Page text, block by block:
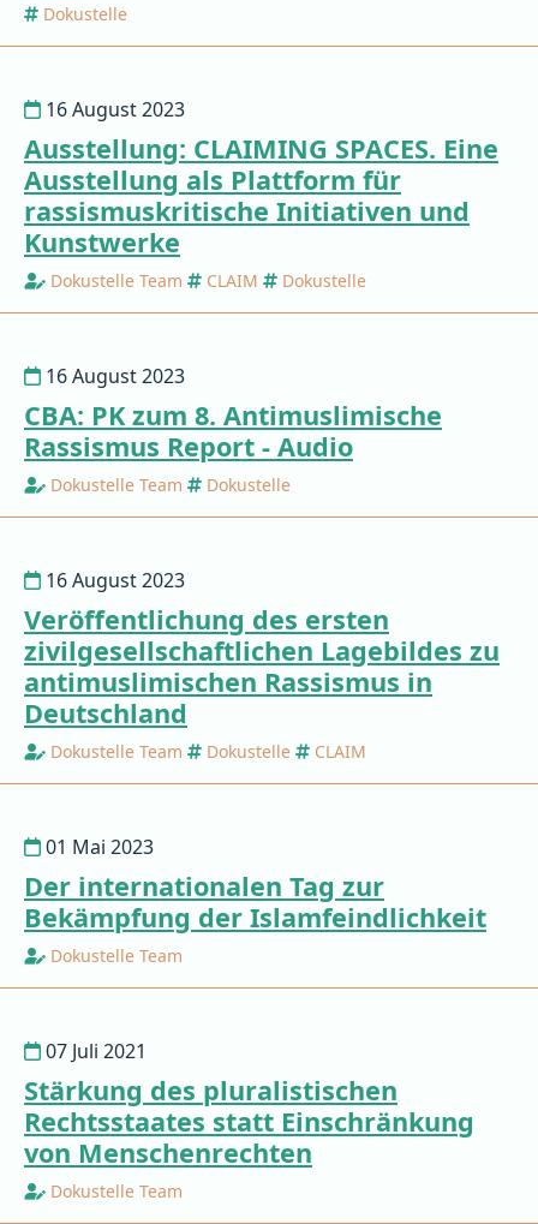
Dokustelle
16 August 2023
Ausstellung: CLAIMING SPACES. Eine
Ausstellung als Plattform für
rassismuskritische Initiativen und
Kunstwerke
Dokustelle Team CLAIM Dokustelle
16 August 2023
CBA: PK zum 8. Antimuslimische
Rassismus Report - Audio
Dokustelle Team Dokustelle
16 August 2023
Veröffentlichung des ersten
zivilgesellschaftlichen Lagebildes zu
antimuslimischen Rassismus in
Deutschland
Dokustelle Team Dokustelle CLAIM
01 Mai 2023
Der internationalen Tag zur
Bekämpfung der Islamfeindlichkeit
Dokustelle Team
07 Juli 2021
Stärkung des pluralistischen
Rechtsstaates statt Einschränkung
von Menschenrechten
Dokustelle Team